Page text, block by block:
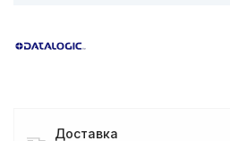
Доставка